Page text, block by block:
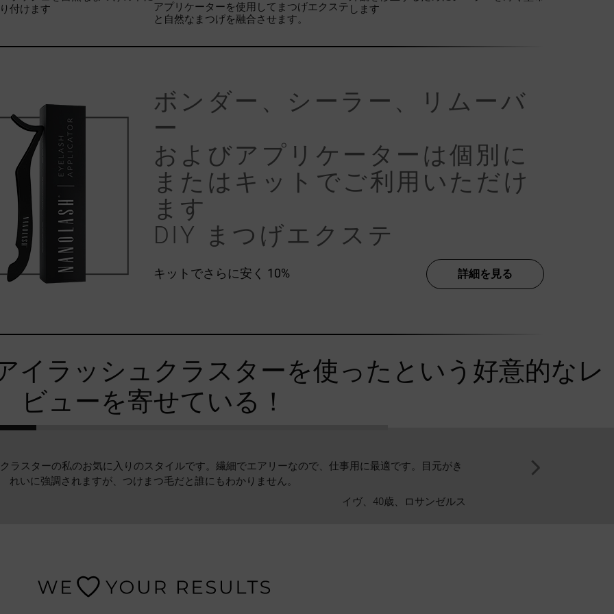
付けます
アプリケーターを使用してまつげエクステ
と自然なまつげを融合させます。
します
ボンダー、シーラー、リムーバ
ー
およびアプリケーターは個別に
またはキットでご利用いただけ
ます
DIY まつげエクステ
キットでさらに安く 10% 詳細を見る
イラッシュクラスターを使ったという好意的なレ
ビューを寄せている！
ラスターの私のお気に入りのスタイルです。繊細でエアリーなので、仕事用に最適です。目元がき
れいに強調されますが、つけまつ毛だと誰にもわかりません。
イヴ、40歳、ロサンゼルス
完璧です。このスタイルの